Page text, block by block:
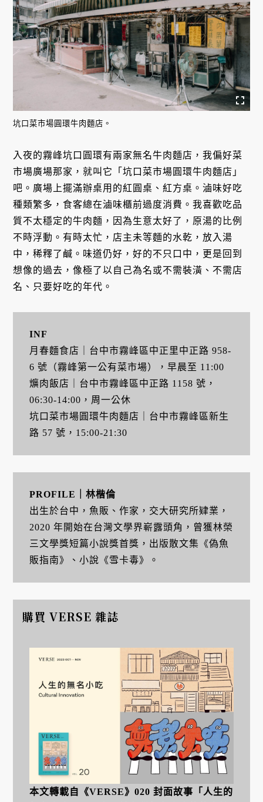
坑口菜市場圓環牛肉麵店。
入夜的霧峰坑口圓環有兩家無名牛肉麵店，我偏好菜
市場廣場那家，就叫它「坑口菜市場圓環牛肉麵店」
吧。廣場上擺滿辦桌用的紅圓桌、紅方桌。滷味好吃
種類繁多，食客總在滷味櫃前過度消費。我喜歡吃品
質不太穩定的牛肉麵，因為生意太好了，原湯的比例
不時浮動。有時太忙，店主未等麵的水乾，放入湯
中，稀釋了鹹。味道仍好，好的不只口中，更是回到
想像的過去，像極了以自己為名或不需裝潢、不需店
名、只要好吃的年代。
INF
月春麵食店｜台中市霧峰區中正里中正路 958-
6 號（霧峰第一公有菜市場），早晨至 11:00
爌肉飯店｜台中市霧峰區中正路 1158 號，
06:30-14:00，周一公休
坑口菜市場圓環牛肉麵店｜台中市霧峰區新生
路 57 號，15:00-21:30
PROFILE｜林楷倫
出生於台中，魚販、作家，交大研究所肄業，
2020 年開始在台灣文學界嶄露頭角，曾獲林榮
三文學獎短篇小說獎首獎，出版散文集《偽魚
販指南》、小說《雪卡毒》。
購買 VERSE 雜誌
本文轉載自《VERSE》020 封面故事「人生的